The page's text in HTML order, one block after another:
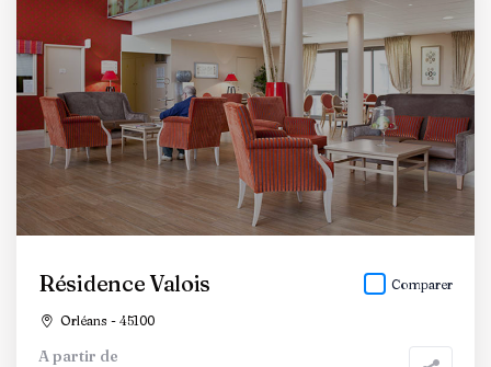
Résidence Valois
Orléans - 45100
Comparer
A partir de